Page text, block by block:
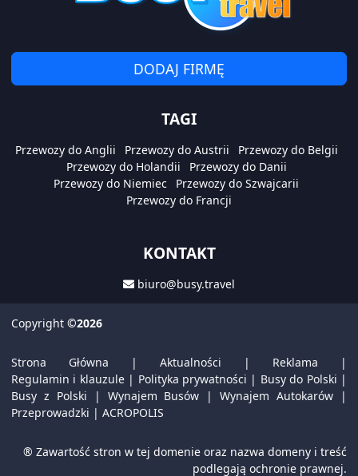
DODAJ FIRMĘ
TAGI
Przewozy do Anglii Przewozy do Austrii
Przewozy do Belgii
Przewozy do Holandii
Przewozy do Danii
Przewozy do Niemiec
Przewozy do Szwajcarii
Przewozy do Francji
KONTAKT
biuro@busy.travel
Copyright ©2026
Strona Główna | Aktualności | Reklama |
Regulamin i klauzule| Polityka prywatności | Busy do Polski |
Busy z Polski | Wynajem Busów |Wynajem Autokarów |
Przeprowadzki | ACROPOLIS
® Zawartość stron w tej domenie oraz nazwa domeny i treść
podlegają ochronie prawnej.